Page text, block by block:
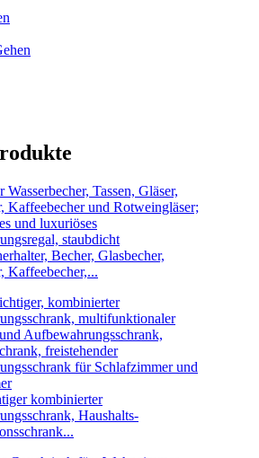
Becher, Glasbecher,
Kaffeebecher,...
kombinierter
Haushalts-